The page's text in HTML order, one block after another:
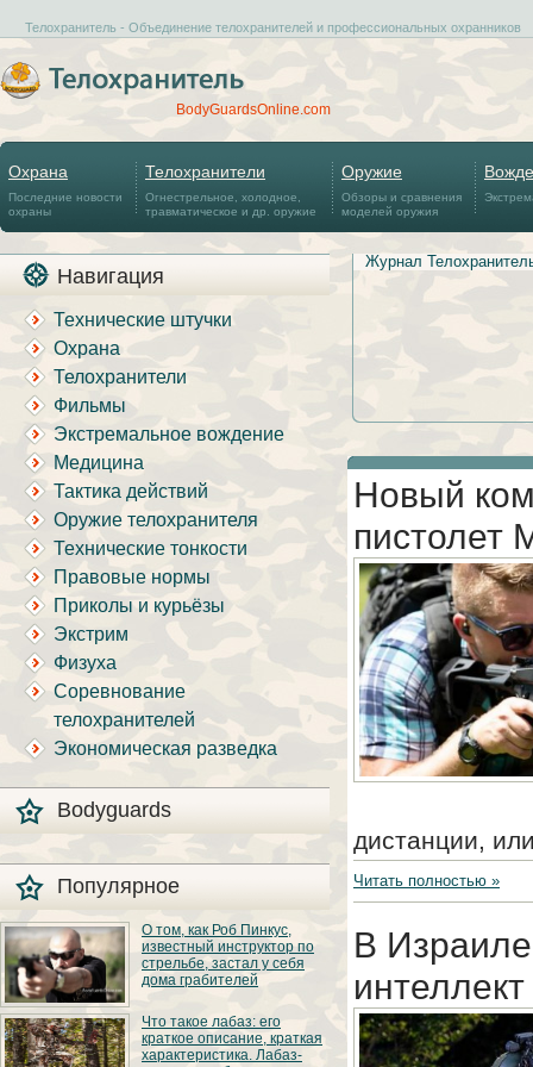
Телохранитель - Объединение телохранителей и профессиональных охранников
BodyGuardsOnline.com
Охрана
Последние новости
охраны
Телохранители
Огнестрельное, холодное,
травматическое и др. оружие
Оружие
Обзоры и сравнения
моделей оружия
Навигация
Технические штучки
Охрана
Телохранители
Фильмы
Экстремальное вождение
Медицина
Тактика действий
Оружие телохранителя
Технические тонкости
Правовые нормы
Приколы и курьёзы
Экстрим
Физуха
Соревнование
телохранителей
Экономическая разведка
Bodyguards
Популярное
О том, как Роб Пинкус,
известный инструктор по
стрельбе, застал у себя
дома грабителей
Вот вы всё говорите:
«В США круто, там
можно любого
постороннего в своём
Что такое лабаз: его
краткое описание, краткая
характеристика. Лабаз-
Журнал
Новый
пистолет
дистанции,
Читать полностью »
В